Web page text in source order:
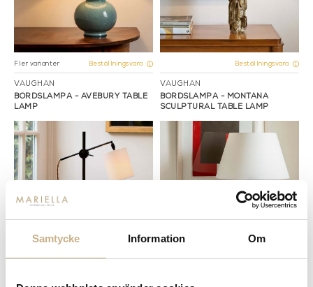
Samtycke Information Om
Fler varianter Beställningsvara
VAUGHAN
BORDSLAMPA - AVEBURY TABLE
LAMP
Beställningsvara
VAUGHAN
BORDSLAMPA - MONTANA
SCULPTURAL TABLE LAMP